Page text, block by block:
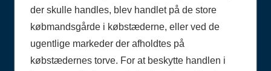
der skulle handles, blev handlet på de store
købmandsgårde i købstæderne, eller ved de
ugentlige markeder der afholdtes på
købstædernes torve. For at beskytte handlen i